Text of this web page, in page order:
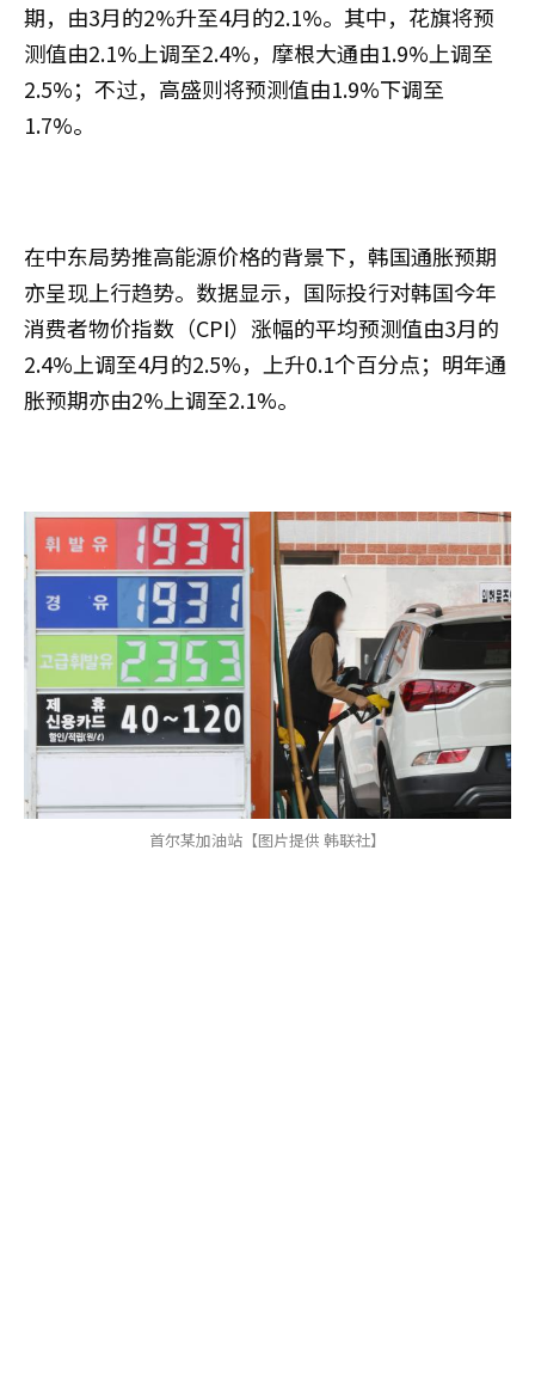
期，由3月的2%升至4月的2.1%。其中，花旗将预
测值由2.1%上调至2.4%，摩根大通由1.9%上调至
2.5%；不过，高盛则将预测值由1.9%下调至
1.7%。
在中东局势推高能源价格的背景下，韩国通胀预期
亦呈现上行趋势。数据显示，国际投行对韩国今年
消费者物价指数（CPI）涨幅的平均预测值由3月的
2.4%上调至4月的2.5%，上升0.1个百分点；明年通
胀预期亦由2%上调至2.1%。
首尔某加油站【图片提供 韩联社】